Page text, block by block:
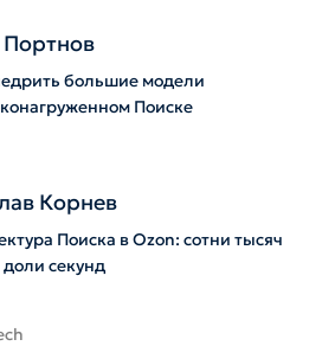
большие модели
Поиске
Корнев
Поиска в Ozon: сотни тысяч
доли секунд